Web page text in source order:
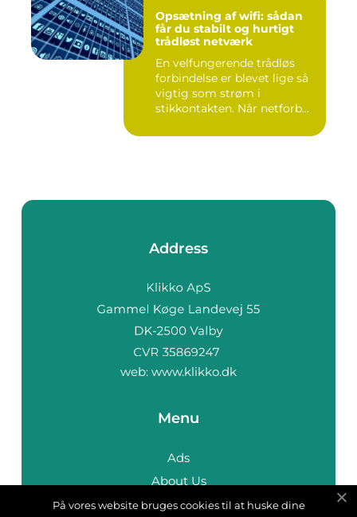
Opsætning af wifi: sådan
får du stabilt og hurtigt
trådløst netværk
En velfungerende trådløs
forbindelse er blevet lige så
vigtig som strøm i
stikkontakten. Når netforb...
Address
web: www.klikko.dk
Menu
Ads
About Us
Cookies
På vores website bruges cookies til at huske dine